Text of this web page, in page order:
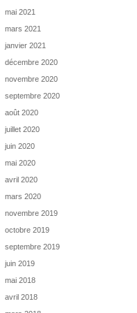
mai 2021
mars 2021
janvier 2021
décembre 2020
novembre 2020
septembre 2020
août 2020
juillet 2020
juin 2020
mai 2020
avril 2020
mars 2020
novembre 2019
octobre 2019
septembre 2019
juin 2019
mai 2018
avril 2018